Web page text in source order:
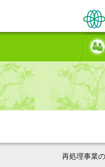
再処理事業